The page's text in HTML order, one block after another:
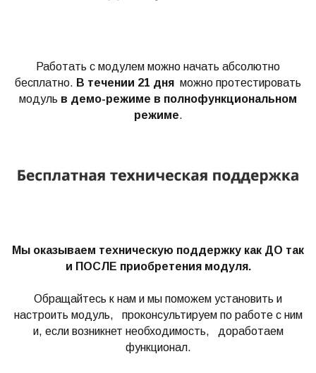
Работать с модулем можно начать абсолютно
бесплатно. В течении 21 дня можно протестировать
модуль в демо-режиме в полнофункциональном
режиме.
Мы оказываем техническую поддержку как ДО так
и ПОСЛЕ приобретения модуля.
Обращайтесь к нам и мы поможем установить и
настроить модуль, проконсультируем по работе с ним
и, если возникнет необходимость, доработаем
функционал.